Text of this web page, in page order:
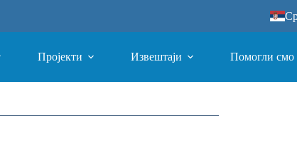
Пројекти Извештаји Помогли смо